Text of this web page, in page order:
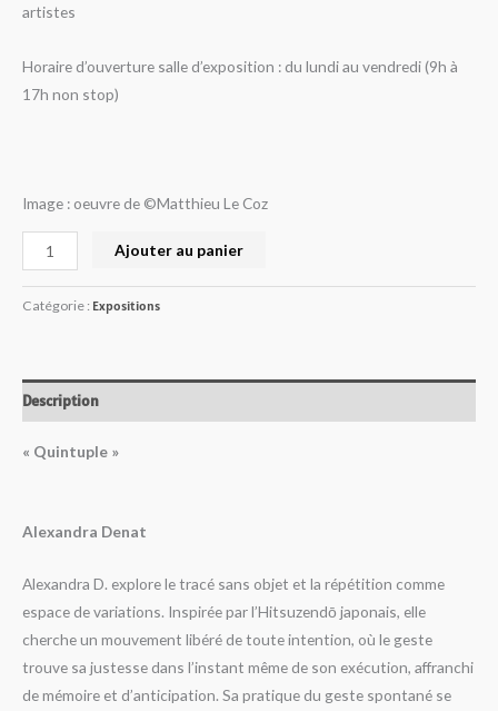
artistes
Horaire d’ouverture salle d’exposition : du lundi au vendredi (9h à
17h non stop)
Image : oeuvre de ©Matthieu Le Coz
Ajouter au panier
Catégorie : Expositions
Description
« Quintuple »
Alexandra Denat
Alexandra D. explore le tracé sans objet et la répétition comme
espace de variations. Inspirée par l’Hitsuzendō japonais, elle
cherche un mouvement libéré de toute intention, où le geste
trouve sa justesse dans l’instant même de son exécution, affranchi
de mémoire et d’anticipation. Sa pratique du geste spontané se